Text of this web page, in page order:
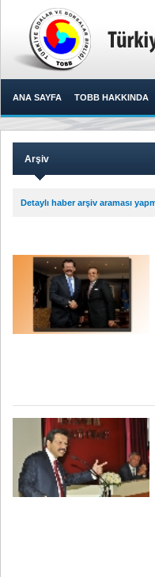
ANA SAYFA TOBB HAKKINDA
Arşiv
Detaylı haber arşiv araması